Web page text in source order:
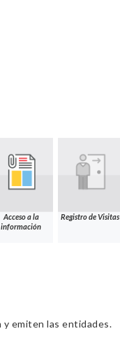
Acceso a la
información
Registro de Visitas
emiten las entidades.